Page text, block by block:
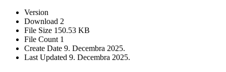
Version
Download 2
File Size 150.53 KB
File Count 1
Create Date 9. Decembra 2025.
Last Updated 9. Decembra 2025.